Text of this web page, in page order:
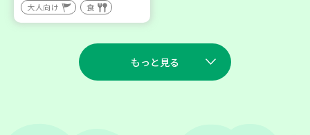
大人向け 食
もっと見る